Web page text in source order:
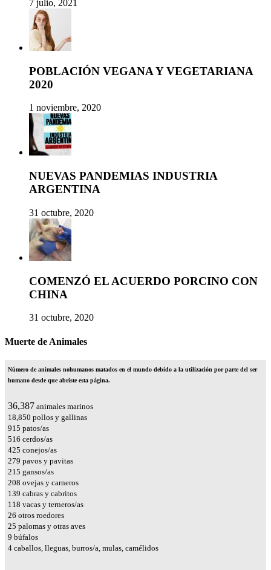
7 julio, 2021
POBLACIÓN VEGANA Y VEGETARIANA
2020
1 noviembre, 2020
NUEVAS PANDEMIAS INDUSTRIA
ARGENTINA
31 octubre, 2020
COMENZÓ EL ACUERDO PORCINO CON
CHINA
31 octubre, 2020
Muerte de Animales
Número de animales nohumanos matados en el mundo debido a la utilización por parte del ser
humano desde que abriste esta página.
42,808 animales marinos
22,176 pollos y gallinas
1,076patos/as
607 cerdos/as
500 conejos/as
329 pavos y pavitas
254 gansos/as
245 ovejas y carneros
164 cabras y cabritos
139 vacas y terneros/as
31 otros roedores
30 palomas y otras aves
11búfalos
4 caballos, lleguas, burros/a, mulas, camélidos